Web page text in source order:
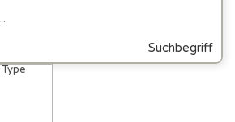
Suchbegriff